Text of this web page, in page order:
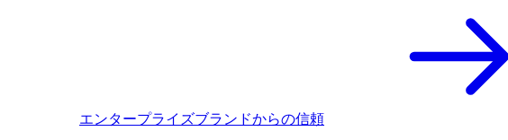
エンタープライズブランドからの信頼